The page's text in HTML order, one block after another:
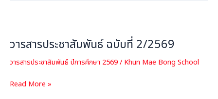
วารสารประชาสัมพันธ์ ฉบับที่ 2/2569
วารสารประชาสัมพันธ์ ปีการศึกษา 2569/Khun Mae Bong School
ฉบับ
2/2569
Read More »